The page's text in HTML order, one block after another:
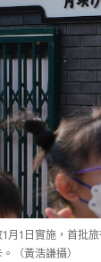
月1日實施，首批
（黃浩謙攝）